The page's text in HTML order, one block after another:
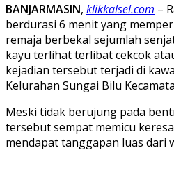
BANJARMASIN, klikkalsel.com –
berdurasi 6 menit yang
remaja berbekal sejumlah
kayu terlihat terlibat cekcok
kejadian tersebut terjadi di
Kelurahan Sungai Bilu
Meski tidak berujung pada
tersebut sempat memicu
mendapat tanggapan luas dari